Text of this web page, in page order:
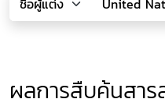
ผลการสืบค้นสาร